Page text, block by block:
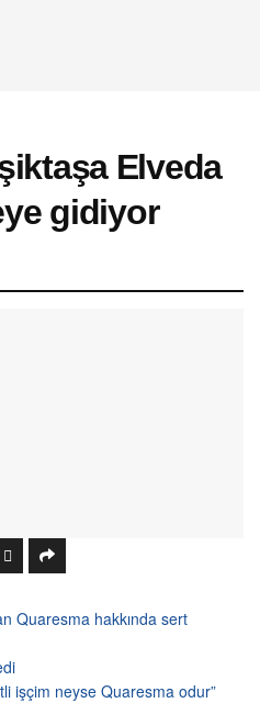
Elveda
gidiyor
Quaresma hakkında sert
işçim neyse Quaresma odur”